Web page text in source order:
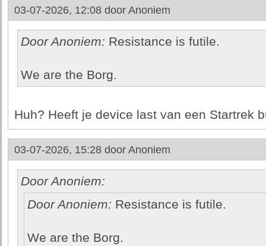
03-07-2026, 12:08 door Anoniem
Door Anoniem: Resistance is futile.
We are the Borg.
Huh? Heeft je device last van een Startrek
03-07-2026, 15:28 door Anoniem
Door Anoniem:
Door Anoniem: Resistance is futile.
We are the Borg.